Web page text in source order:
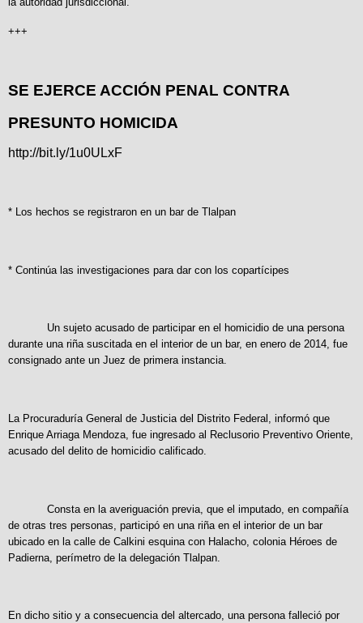
+++
SE EJERCE ACCIÓN PENAL CONTRA
PRESUNTO HOMICIDA
http://bit.ly/1u0ULxF
* Los hechos se registraron en un bar de Tlalpan
* Continúa las investigaciones para dar con los copartícipes
Un sujeto acusado de participar en el homicidio de una persona
durante una riña suscitada en el interior de un bar, en enero de 2014, fue
consignado ante un Juez de primera instancia.
La Procuraduría General de Justicia del Distrito Federal, informó que
Enrique Arriaga Mendoza, fue ingresado al Reclusorio Preventivo Oriente,
acusado del delito de homicidio calificado.
Consta en la averiguación previa, que el imputado, en compañía
de otras tres personas, participó en una riña en el interior de un bar
ubicado en la calle de Calkini esquina con Halacho, colonia Héroes de
Padierna, perímetro de la delegación Tlalpan.
En dicho sitio y a consecuencia del altercado, una persona falleció por